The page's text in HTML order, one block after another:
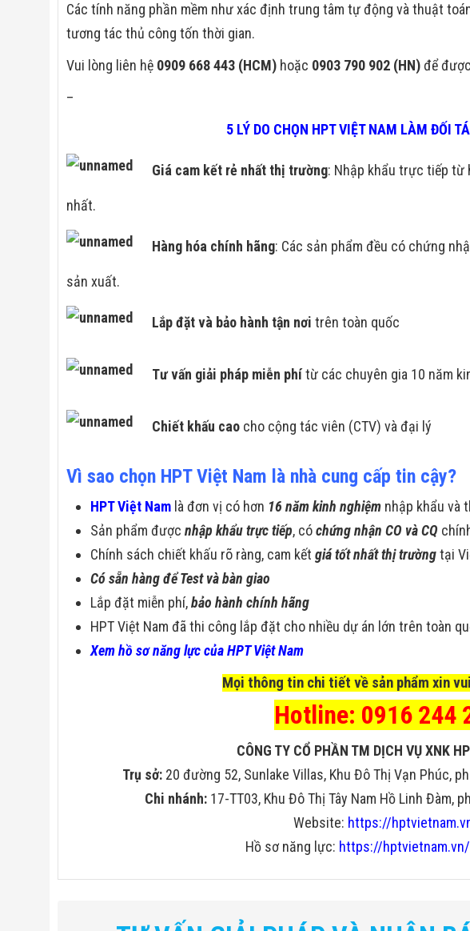
Các tính năng phần mềm như xác định trung tâm tự động và thuật
tương tác thủ công tốn thời gian.
Vui lòng liên hệ 0909 668 443 (HCM) hoặc 0903 790 902 (HN)để
–
5 LÝ DO CHỌN HPT VIỆT NAM LÀM ĐỐI
Giá cam kết rẻ nhất thị trường: Nhập khẩu trực tiếp từ
nhất.
Hàng hóa chính hãng: Các sản phẩm đều có chứng
sản xuất.
Lắp đặt và bảo hành tận nơi trên toàn quốc
Tư vấn giải pháp miễn phítừ các chuyên gia 10 năm
Chiết khấu cao cho cộng tác viên (CTV) và đại lý
Vì sao chọn HPT Việt Nam là nhà cung cấp tin cậy?
HPT Việt Nam là đơn vị có hơn 16 năm kinh nghiệm nhập khẩu và
Sản phẩm được nhập khẩu trực tiếp, cóchứng nhận CO và CQ
Chính sách chiết khấu rõ ràng, cam kết giá tốt nhất thị trườngtại
Có sẵn hàng để Test và bàn giao
Lắp đặt miễn phí,bảo hành chính hãng
HPT Việt Nam đã thi công lắp đặt cho nhiều dự án lớn trên toàn
Xem hồ sơ năng lực của HPT Việt Nam
Mọi thông tin chi tiết về sản phẩm xin
Hotline: 0916 244
CÔNG TY CỔ PHẦN TM DỊCH VỤ XNK
Trụ sở: 20 đường 52, Sunlake Villas, Khu Đô Thị Vạn Phúc,
Chi nhánh:17-TT03, Khu Đô Thị Tây Nam Hồ Linh Đàm,
Website: https://
Hồ sơ năng lực: https://